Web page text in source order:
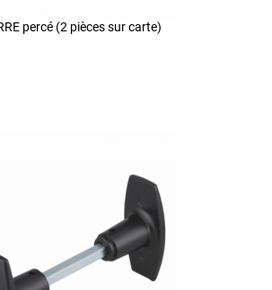
percé (2 pièces sur carte)